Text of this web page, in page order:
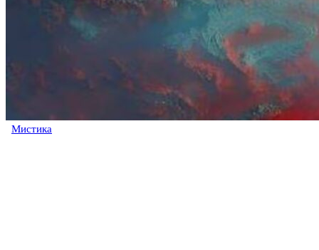
Мистика